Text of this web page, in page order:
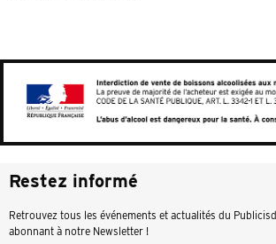
Restez informé
Retrouvez tous les événements et actualités du
abonnant à notre Newsletter !